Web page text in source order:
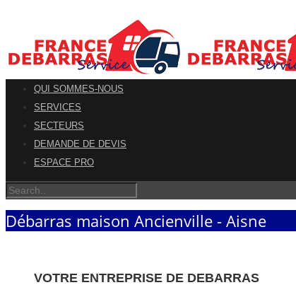
QUI SOMMES-NOUS
SERVICES
SECTEURS
DEMANDE DE DEVIS
ESPACE PRO
Débarras maison Ancienville - Aisne
VOTRE ENTREPRISE DE DEBARRAS